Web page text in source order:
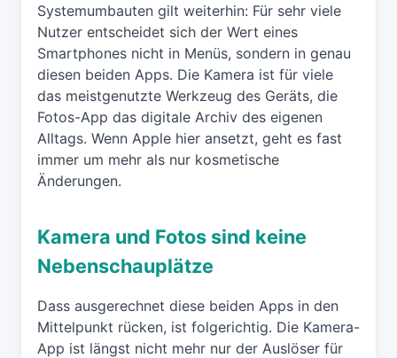
Systemumbauten gilt weiterhin: Für sehr viele
Nutzer entscheidet sich der Wert eines
Smartphones nicht in Menüs, sondern in genau
diesen beiden Apps. Die Kamera ist für viele
das meistgenutzte Werkzeug des Geräts, die
Fotos-App das digitale Archiv des eigenen
Alltags. Wenn Apple hier ansetzt, geht es fast
immer um mehr als nur kosmetische
Änderungen.
Kamera und Fotos sind keine
Nebenschauplätze
Dass ausgerechnet diese beiden Apps in den
Mittelpunkt rücken, ist folgerichtig. Die Kamera-
App ist längst nicht mehr nur der Auslöser für